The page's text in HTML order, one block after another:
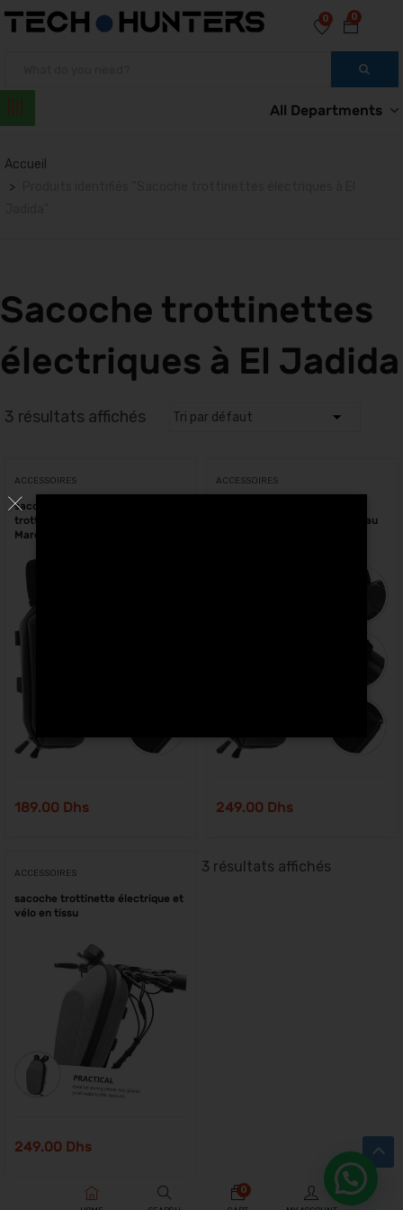
0
0
All Departments
Accueil
Sacoche trottinettes
électriques à El Jadida
3 résultats affichés
ACCESSOIRES
sacoche rigide 2 Litres pour
trottinette électrique et vélo au
Maroc
189.00 Dhs
ACCESSOIRES
trottinette électrique et vélo au
249.00 Dhs
ACCESSOIRES
sacoche trottinette électrique et
vélo en tissu
249.00 Dhs
3 résultats affichés
0